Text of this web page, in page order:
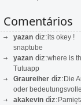
Comentários
yazan diz:its okey !
snaptube
yazan diz:where is
Tutuapp
Graureiher diz:Die
oder
akakevin diz: